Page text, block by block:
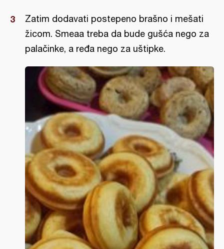
Zatim dodavati postepeno brašno i mešati
žicom. Smeaa treba da bude gušća nego za
palačinke, a ređa nego za uštipke.